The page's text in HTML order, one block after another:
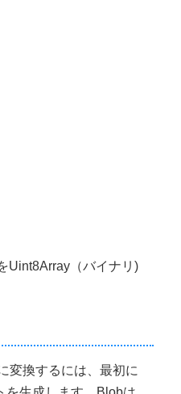
Uint8Array（バイナリ)
変換するには、最初に